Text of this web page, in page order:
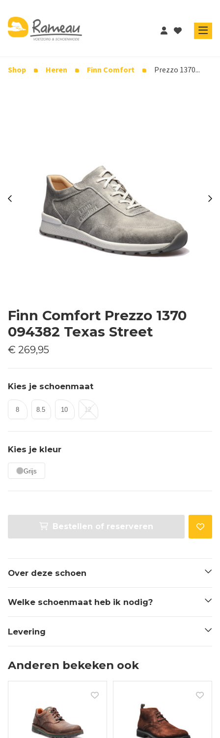
Shop Heren Finn Comfort Prezzo 1370...
Finn Comfort Prezzo 1370
094382 Texas Street
€ 269,95
Kies je schoenmaat
8 8.5 10 12
Kies je kleur
Grijs
Bestellen of reserveren
Over deze schoen
Welke schoenmaat heb ik nodig?
Levering
Anderen bekeken ook